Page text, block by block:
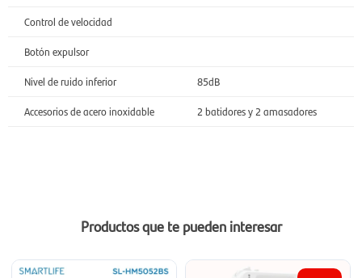
Control de velocidad
Botón expulsor
Nivel de ruido inferior
85dB
Accesorios de acero inoxidable
2 batidores y 2 amasadores
Productos que te pueden interesar